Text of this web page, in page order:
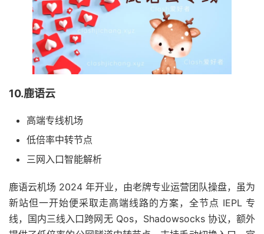
10.鹿语云
高端专线机场
低倍率中转节点
三网入口智能解析
鹿语云机场 2024 年开业，由老牌专业运营团队操盘，虽为
新站但一开始便采取走高端线路的方案，全节点 IEPL 专
线，国内三线入口跨网无 Qos，Shadowsocks 协议，额外